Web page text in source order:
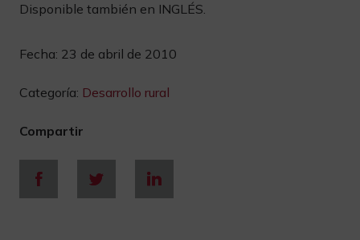
Disponible también en INGLÉS.
Fecha: 23 de abril de 2010
Categoría: Desarrollo rural
Compartir